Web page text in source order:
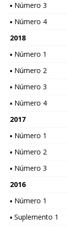
▪ Número 3
▪ Número 4
2018
▪ Número 1
▪ Número 2
▪ Número 3
▪ Número 4
2017
▪ Número 1
▪ Número 2
▪ Número 3
2016
▪ Número 1
▪ Suplemento 1